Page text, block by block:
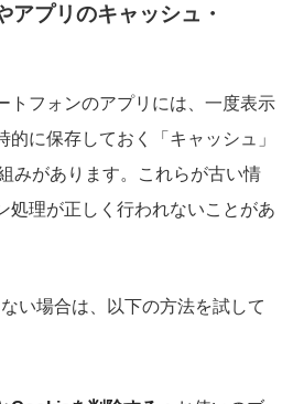
アプリのキャッシュ・
トフォンのアプリには、一度表示
的に保存しておく「キャッシュ」
みがあります。これらが古い情
処理が正しく行われないことがあ
い場合は、以下の方法を試して